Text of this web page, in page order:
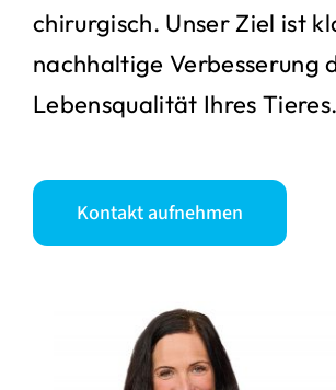
chirurgisch. Unser Ziel ist
nachhaltige Verbesserung
Lebensqualität Ihres Tieres.
Kontakt aufnehmen